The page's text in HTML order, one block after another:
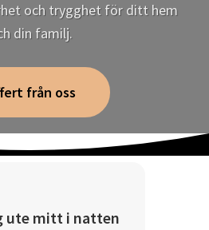
och trygghet för ditt hem
din familj.
från oss
installera ett nytt